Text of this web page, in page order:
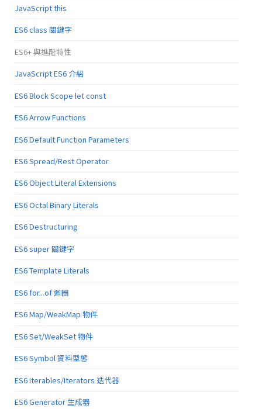
JavaScript this
ES6 class 關鍵字
ES6+ 與進階特性
JavaScript ES6 介紹
ES6 Block Scope let const
ES6 Arrow Functions
ES6 Default Function Parameters
ES6 Spread/Rest Operator
ES6 Object Literal Extensions
ES6 Octal Binary Literals
ES6 Destructuring
ES6 super 關鍵字
ES6 Template Literals
ES6 for...of 迴圈
ES6 Map/WeakMap 物件
ES6 Set/WeakSet 物件
ES6 Symbol 資料型態
ES6 Iterables/Iterators 迭代器
ES6 Generator 生成器